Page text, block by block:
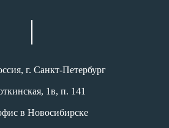
г. Санкт-Петербург
1в, п. 141
в Новосибирске